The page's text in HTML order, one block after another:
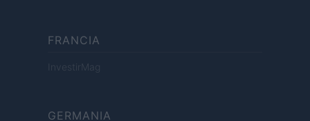
FRANCIA
InvestirMag
GERMANIA